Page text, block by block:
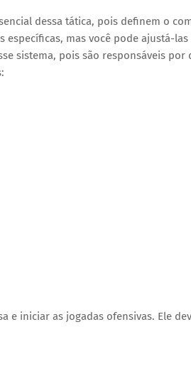
dessa tática, pois definem o
específicas, mas você pode ajustá-
sistema, pois são responsáveis
e iniciar as jogadas ofensivas. Ele